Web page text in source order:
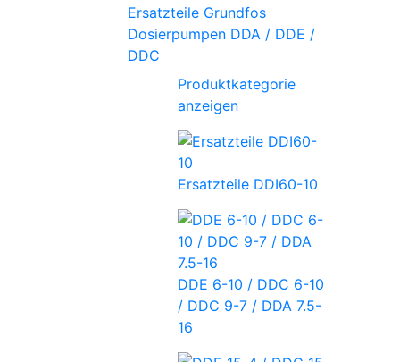
Ersatzteile Grundfos
Dosierpumpen DDA / DDE /
DDC
Produktkategorie
anzeigen
Ersatzteile DDI60-10
DDE 6-10 / DDC 6-10
/ DDC 9-7 / DDA 7.5-
16